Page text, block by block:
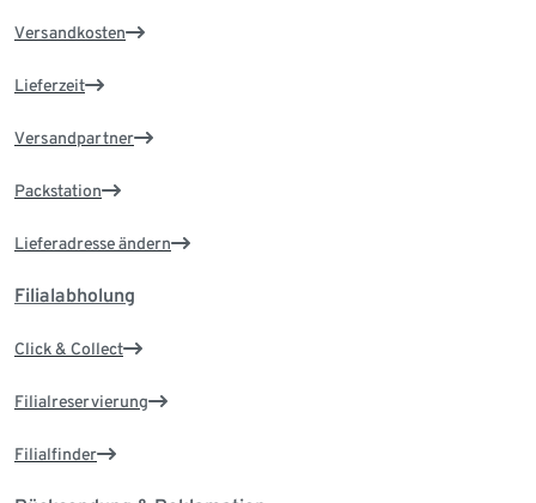
Versandkosten
Lieferzeit
Versandpartner
Packstation
Lieferadresse ändern
Filialabholung
Click & Collect
Filialreservierung
Filialfinder